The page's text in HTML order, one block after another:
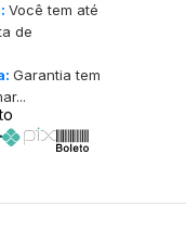
Você tem até
de
Garantia tem